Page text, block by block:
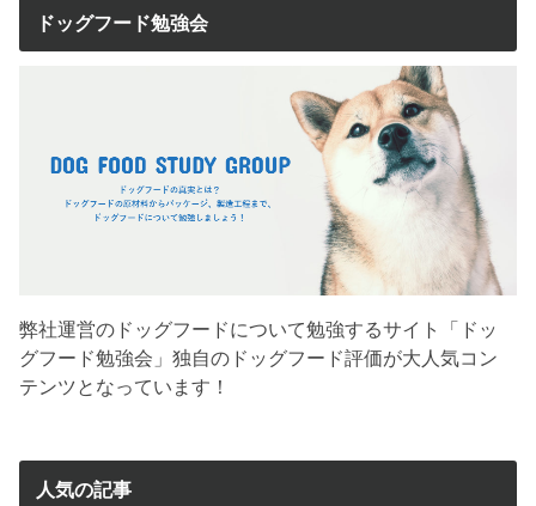
ドッグフード勉強会
弊社運営のドッグフードについて勉強するサイト「ドッ
グフード勉強会」独自のドッグフード評価が大人気コン
テンツとなっています！
人気の記事